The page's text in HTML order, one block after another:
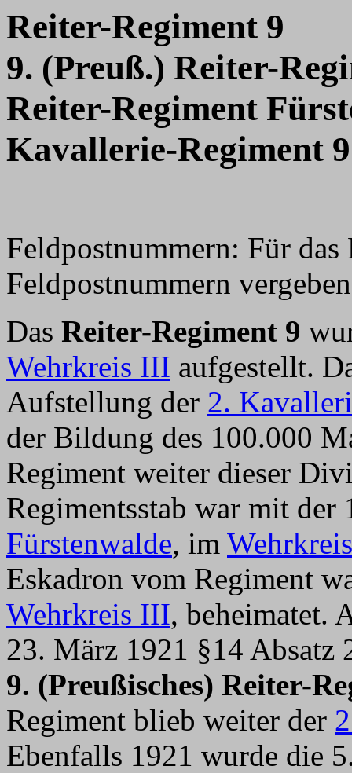
Reiter-Regiment 9
9. (Preuß.) Reiter-
Reiter-Regiment
Kavallerie-Regiment 9
Feldpostnummern: Für
Feldpostnummern
Das Reiter-Regiment 9
Wehrkreis III aufgestellt.
Aufstellung der 2.
der Bildung des 100.000
Regiment weiter dieser
Regimentsstab war mit
Fürstenwalde, im
Eskadron vom Regiment
Wehrkreis III, beheimatet.
23. März 1921 §14 Absatz
9. (Preußisches) Reiter-
Regiment blieb weiter der
Ebenfalls 1921 wurde die